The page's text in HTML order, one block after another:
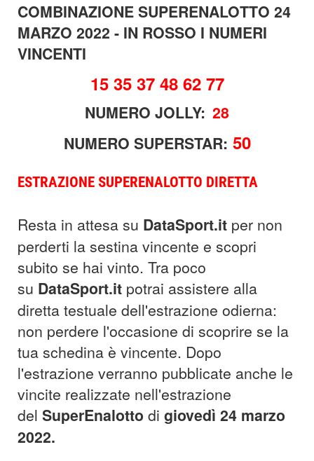
COMBINAZIONE SUPERENALOTTO 24
MARZO 2022 - IN ROSSO I NUMERI
VINCENTI
15 35 37 48 62 77
NUMERO JOLLY: 28
NUMERO SUPERSTAR: 50
ESTRAZIONE SUPERENALOTTO DIRETTA
Resta in attesa su DataSport.it per non
perderti la sestina vincente e scopri
subito se hai vinto. Tra poco
su DataSport.it potrai assistere alla
diretta testuale dell'estrazione odierna:
non perdere l'occasione di scoprire se la
tua schedina è vincente. Dopo
l'estrazione verranno pubblicate anche le
vincite realizzate nell'estrazione
del SuperEnalotto di giovedì 24 marzo
2022.